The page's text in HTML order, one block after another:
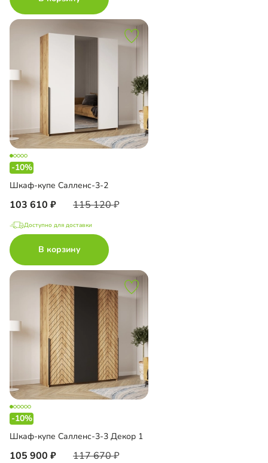
-10%
Шкаф-купе Салленс-3-2
103 610 115 120
Доступно для доставки
В корзину
-10%
Шкаф-купе Салленс-3-3 Декор 1
105 900 117 670